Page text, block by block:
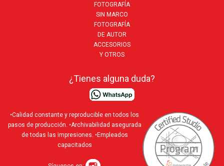
FOTOGRAFÍA
SIN MARCO
FOTOGRAFÍA
DE AUTOR
ACCESORIOS
Y OTROS
¿Tienes alguna duda?
•Calidad constante y reproducible en todos los
pasos de producción. •Archivabilidad asegurada
de todas las impresiones. •Empleados
capacitados